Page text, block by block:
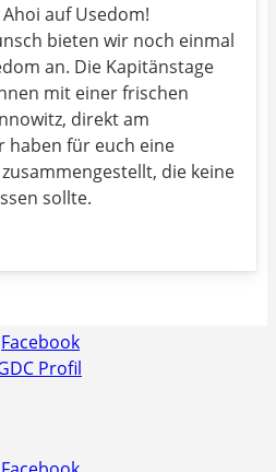
auf Usedom!
bieten wir noch einmal
an. Die Kapitänstage
mit einer frischen
direkt am
haben für euch eine
die keine
sollte.